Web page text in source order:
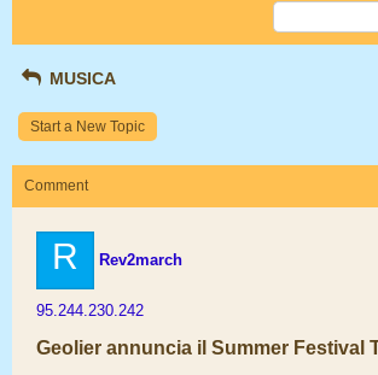
MUSICA
Start a New Topic
Comment
R Rev2march
95.244.230.242
Geolier annuncia il Summer Festival